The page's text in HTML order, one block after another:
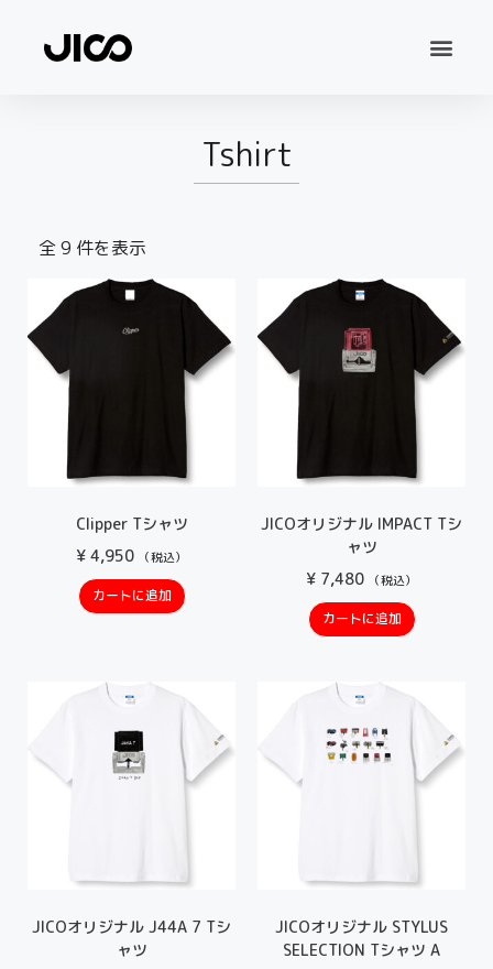
Tshirt
全 9 件を表示
Clipper Tシャツ
¥ 4,950 （税込）
カートに追加
JICOオリジナル IMPACT Tシ
ャツ
¥ 7,480 （税込）
カートに追加
JICOオリジナル J44A 7 Tシ
ャツ
JICOオリジナル STYLUS
SELECTION Tシャツ A